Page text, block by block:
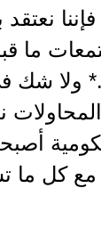
ما
ولا شك
مع كل ما